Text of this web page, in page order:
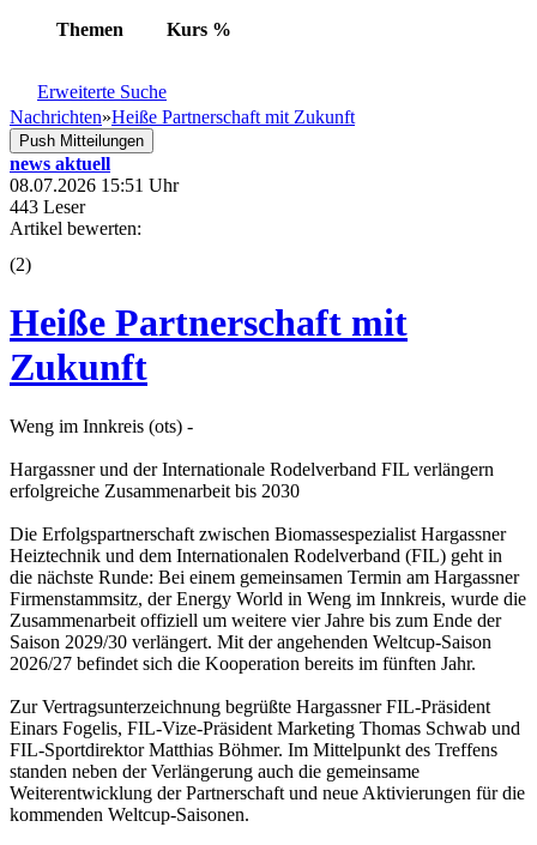
Themen Kurs %
Erweiterte Suche
Nachrichten»Heiße Partnerschaft mit Zukunft
Push Mitteilungen
news aktuell
08.07.2026 15:51 Uhr
443 Leser
Artikel bewerten:
(2)
Heiße Partnerschaft mit
Zukunft
Weng im Innkreis (ots) -
Hargassner und der Internationale Rodelverband FIL verlängern
erfolgreiche Zusammenarbeit bis 2030
Die Erfolgspartnerschaft zwischen Biomassespezialist Hargassner
Heiztechnik und dem Internationalen Rodelverband (FIL) geht in
die nächste Runde: Bei einem gemeinsamen Termin am Hargassner
Firmenstammsitz, der Energy World in Weng im Innkreis, wurde die
Zusammenarbeit offiziell um weitere vier Jahre bis zum Ende der
Saison 2029/30 verlängert. Mit der angehenden Weltcup-Saison
2026/27 befindet sich die Kooperation bereits im fünften Jahr.
Zur Vertragsunterzeichnung begrüßte Hargassner FIL-Präsident
Einars Fogelis, FIL-Vize-Präsident Marketing Thomas Schwab und
FIL-Sportdirektor Matthias Böhmer. Im Mittelpunkt des Treffens
standen neben der Verlängerung auch die gemeinsame
Weiterentwicklung der Partnerschaft und neue Aktivierungen für die
kommenden Weltcup-Saisonen.